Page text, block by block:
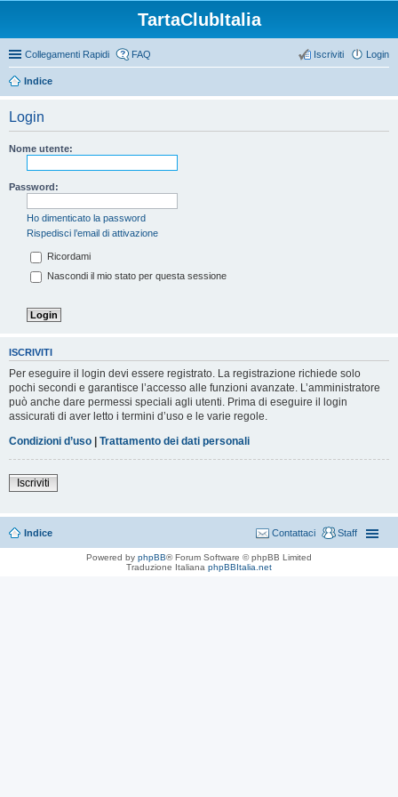
TartaClubItalia
Collegamenti Rapidi FAQ Login
Iscriviti
Indice
Login
Nome utente:
Password:
Ho dimenticato la password
Rispedisci l’email di attivazione
Ricordami
Nascondi il mio stato per questa sessione
ISCRIVITI
Per eseguire il login devi essere registrato. La registrazione richiede solo
pochi secondi e garantisce l’accesso alle funzioni avanzate. L’amministratore
può anche dare permessi speciali agli utenti. Prima di eseguire il login
assicurati di aver letto i termini d’uso e le varie regole.
Condizioni d’uso | Trattamento dei dati personali
Iscriviti
Indice Staff
Contattaci
Powered by phpBB® Forum Software © phpBB Limited
Traduzione Italiana phpBBItalia.net